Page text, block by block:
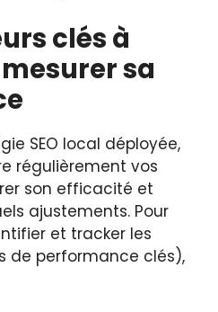
clés à
sa
SEO local déployée,
régulièrement vos
son efficacité et
ajustements. Pour
et tracker les
de performance clés),